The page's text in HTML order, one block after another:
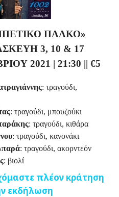
ΠΑΛΚΟ»
3, 10 & 17
2021 | 21:30 || €5
: τραγούδι,
: τραγούδι, μπουζούκι
: τραγούδι, κιθάρα
: τραγούδι, κανονάκι
: τραγούδι, ακορντεόν
: βιολί
πλέον κράτηση
εκδήλωση